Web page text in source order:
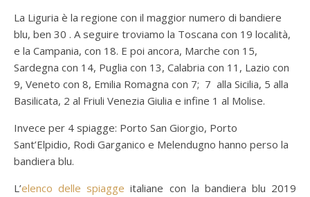
La Liguria è la regione con il maggior numero di bandiere
blu, ben 30 . A seguire troviamo la Toscana con 19 località,
e la Campania, con 18. E poi ancora, Marche con 15,
Sardegna con 14, Puglia con 13, Calabria con 11, Lazio con
9, Veneto con 8, Emilia Romagna con 7; 7 alla Sicilia, 5 alla
Basilicata, 2 al Friuli Venezia Giulia e infine 1 al Molise.
Invece per 4 spiagge: Porto San Giorgio, Porto
Sant’Elpidio, Rodi Garganico e Melendugno hanno perso la
bandiera blu.
L’elenco delle spiagge italiane con la bandiera blu 2019